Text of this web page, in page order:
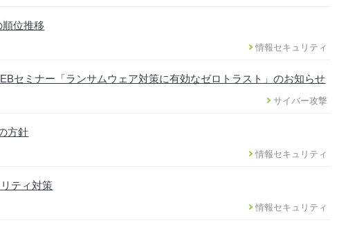
位推移
情報セキュリティ
セミナー「ランサムウェア対策に有効なゼロトラスト」のお知らせ
サイバー攻撃
方針
情報セキュリティ
ティ対策
情報セキュリティ